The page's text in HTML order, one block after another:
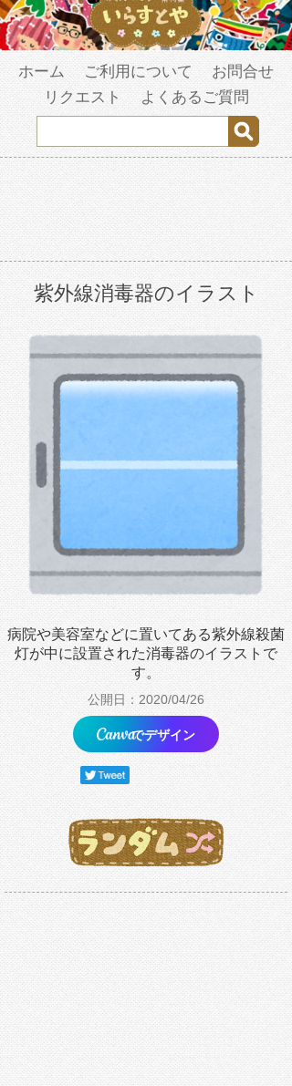
ホーム ご利用について
お問合せ
リクエスト
よくあるご質問
紫外線消毒器のイラスト
病院や美容室などに置いてある紫外線殺菌
灯が中に設置された消毒器のイラストで
す。
公開日：2020/04/26
でデザイン